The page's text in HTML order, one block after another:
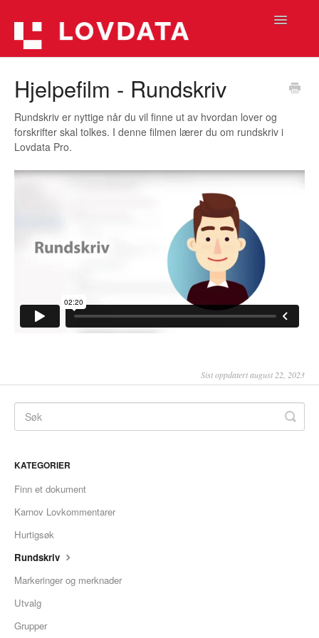
Toggle
Hjelpefilmer
Hjelpefilm - Rundskriv
Rundskriv er nyttige når du vil finne ut av hvordan lover og
forskrifter skal tolkes. I denne filmen lærer du om rundskriv i
Lovdata Pro.
Sist oppdatert august 22, 2023
KATEGORIER
Finn et dokument
Karnov Lovkommentarer
Hurtigsøk
Rundskriv
Markeringer og merknader
Utvalg
Grupper